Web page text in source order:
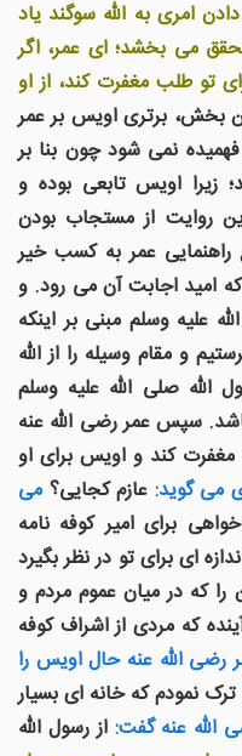
امری به الله سوگند یاد
می بخشد؛ ای عمر، اگر
تو طلب مغفرت کند، از او
بخش، برتری اویس بر عمر
نمی شود چون بنا بر
زیرا اویس تابعی بوده و
روایت از مستجاب بودن
عمر به کسب خیر
امید اجابت آن می رود. و
علیه وسلم مبنی بر اینکه
و مقام وسیله را از الله
الله صلی الله علیه وسلم
سپس عمر رضی الله عنه
کند و اویس برای او
می گوید: عازم کجایی؟ می
برای امیر کوفه نامه
ای برای تو در نظر بگیرد
را که در میان عموم مردم و
که مردی از اشراف کوفه
رضی الله عنه حال اویس را
ترک نمودم که خانه ای بسیار
الله عنه گفت: از رسول الله